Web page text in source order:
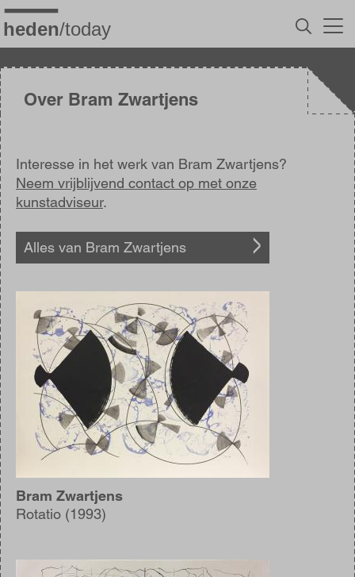
Overslaan
en
naar
inhoud
gaanOver Bram Zwartjens
Interesse in het werk van Bram Zwartjens?
Neem vrijblijvend contact op met onze
kunstadviseur.
Alles van Bram Zwartjens
Bram Zwartjens
Rotatio (1993)
Afbeelding